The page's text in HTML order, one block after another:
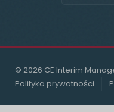
© 2026 CE Interim
Polityka prywatności